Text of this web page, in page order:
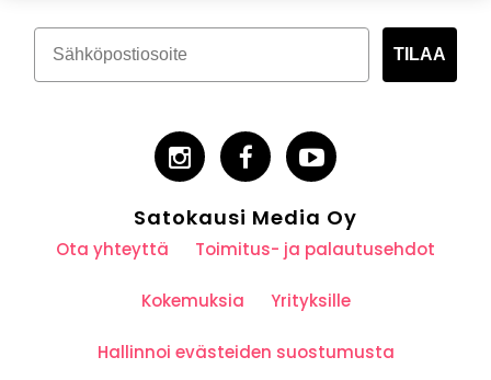
TILAA
Satokausi Media Oy
Ota yhteyttä Toimitus- ja palautusehdot
Kokemuksia Yrityksille
Hallinnoi evästeiden suostumusta